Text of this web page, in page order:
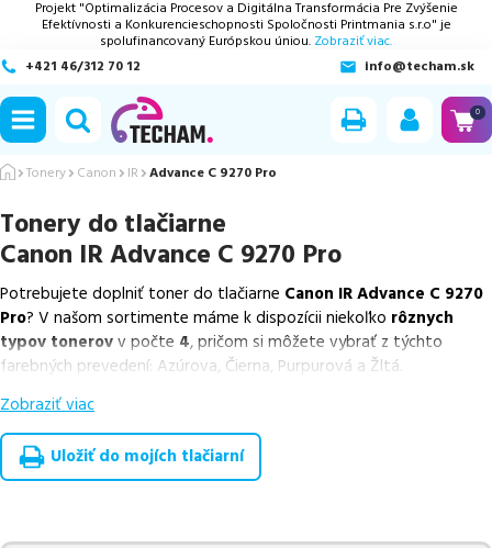
Projekt "Optimalizácia Procesov a Digitálna Transformácia Pre Zvýšenie
Efektívnosti a Konkurencieschopnosti Spoločnosti Printmania s.r.o" je
spolufinancovaný Európskou úniou. Zobraziť viac.
+421 46/312 70 12
info@techam.sk
0
Tonery Canon IR Advance C 9270 Pro
Tonery do tlačiarne
Canon IR Advance C 9270 Pro
Potrebujete doplniť toner do tlačiarne Canon IR Advance C 9270
Pro? V našom sortimente máme k dispozícii niekoľko rôznych
typov tonerovv počte 4, pričom si môžete vybrať z týchto
farebných prevedení: Azúrova, Čierna, Purpurová a Žltá.
Z uvedeného množstva dostupných náplní
náplnev počte4ks.
Celá táto certifikovaná ponuka, spĺňajúca normy ISO 9001 a 14001,
Zobraziť viac
Uložiť do mojích tlačiarní